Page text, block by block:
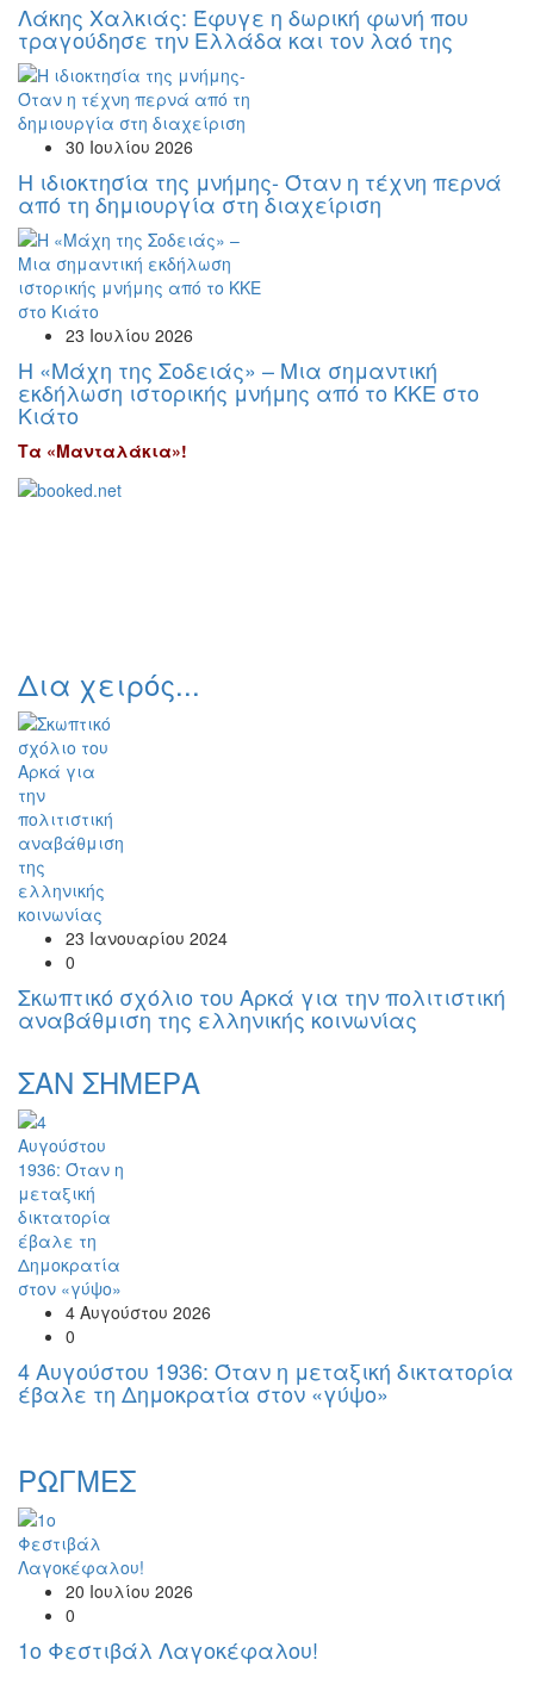
Λάκης Χαλκιάς: Έφυγε η δωρική φωνή που
τραγούδησε την Ελλάδα και τον λαό της
30 Ιουλίου 2026
Η ιδιοκτησία της μνήμης- Όταν η τέχνη περνά
από τη δημιουργία στη διαχείριση
23 Ιουλίου 2026
Η «Μάχη της Σοδειάς» – Μια σημαντική
εκδήλωση ιστορικής μνήμης από το ΚΚΕ στο
Κιάτο
Τα «Μανταλάκια»!
Δια χειρός...
23 Ιανουαρίου 2024
0
Σκωπτικό σχόλιο του Αρκά για την πολιτιστική
αναβάθμιση της ελληνικής κοινωνίας
ΣΑΝ ΣΗΜΕΡΑ
4 Αυγούστου 2026
0
4 Αυγούστου 1936: Όταν η μεταξική δικτατορία
έβαλε τη Δημοκρατία στον «γύψο»
ΡΩΓΜΕΣ
20 Ιουλίου 2026
0
1o Φεστιβάλ Λαγοκέφαλου!